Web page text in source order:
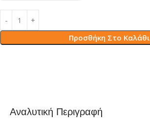
Προσθήκη Στο Καλάθι
Αναλυτική Περιγραφή